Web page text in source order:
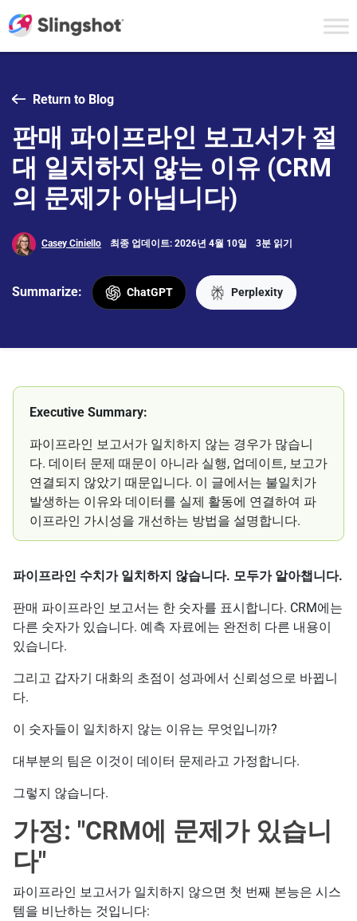
Return to Blog
판매 파이프라인 보고서가 절
대 일치하지 않는 이유 (CRM
의 문제가 아닙니다)
Casey Ciniello 최종 업데이트: 2026년 4월 10일 3분 읽기
Summarize: ChatGPT Perplexity
Executive Summary:
파이프라인 보고서가 일치하지 않는 경우가 많습니
다. 데이터 문제 때문이 아니라 실행, 업데이트, 보고가
연결되지 않았기 때문입니다. 이 글에서는 불일치가
발생하는 이유와 데이터를 실제 활동에 연결하여 파
이프라인 가시성을 개선하는 방법을 설명합니다.
파이프라인 수치가 일치하지 않습니다. 모두가 알아챕니다.
판매 파이프라인 보고서는 한 숫자를 표시합니다. CRM에는
다른 숫자가 있습니다. 예측 자료에는 완전히 다른 내용이
있습니다.
그리고 갑자기 대화의 초점이 성과에서 신뢰성으로 바뀝니
다.
이 숫자들이 일치하지 않는 이유는 무엇입니까?
대부분의 팀은 이것이 데이터 문제라고 가정합니다.
그렇지 않습니다.
가정: "CRM에 문제가 있습니
다"
파이프라인 보고서가 일치하지 않으면 첫 번째 본능은 시스
템을 비난하는 것입니다: